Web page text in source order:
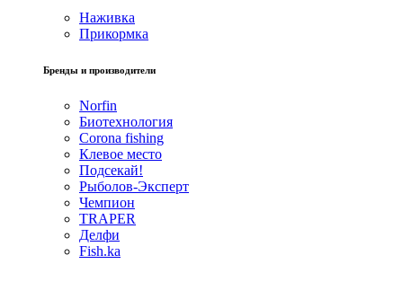
Наживка
Прикормка
Бренды и производители
Norfin
Биотехнология
Corona fishing
Клевое место
Подсекай!
Рыболов-Эксперт
Чемпион
TRAPER
Делфи
Fish.ka